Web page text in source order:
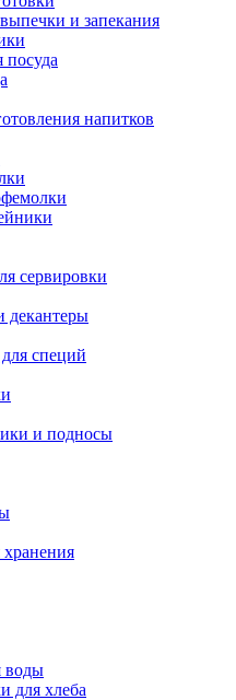
и запекания
посуда
напитков
сервировки
специй
и подносы
воды
для хлеба